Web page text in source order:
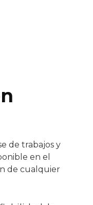
de trabajos y
en el
de cualquier